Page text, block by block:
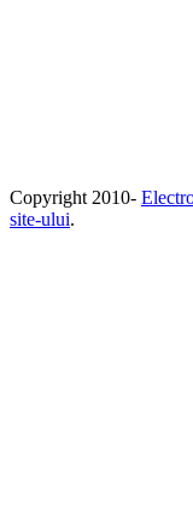
Copyright 2010-
site-ului.